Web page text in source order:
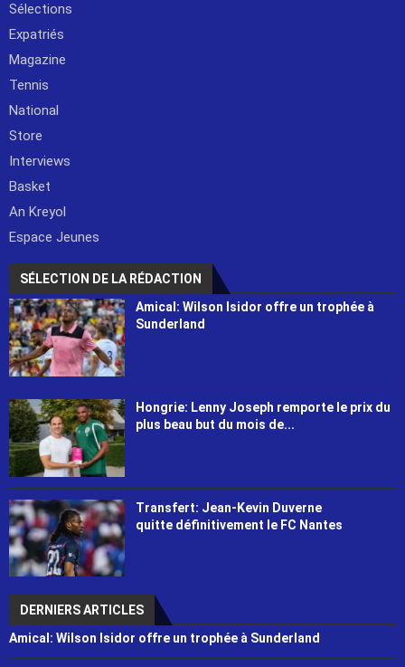
Sélections
Expatriés
Magazine
Tennis
National
Store
Interviews
Basket
An Kreyol
Espace Jeunes
SÉLECTION DE LA RÉDACTION
Amical: Wilson Isidor offre un trophée à
Sunderland
Hongrie: Lenny Joseph remporte le prix du
plus beau but du mois de...
Transfert: Jean-Kevin Duverne
quitte définitivement le FC Nantes
DERNIERS ARTICLES
Amical: Wilson Isidor offre un trophée à Sunderland